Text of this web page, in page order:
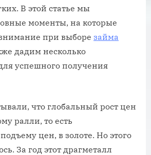
В этой статье мы
моменты, на которые
при выборе займа
дадим несколько
успешного получения
что глобальный рост цен
ралли, то есть
цен, в золоте. Но этого
За год этот драгметалл